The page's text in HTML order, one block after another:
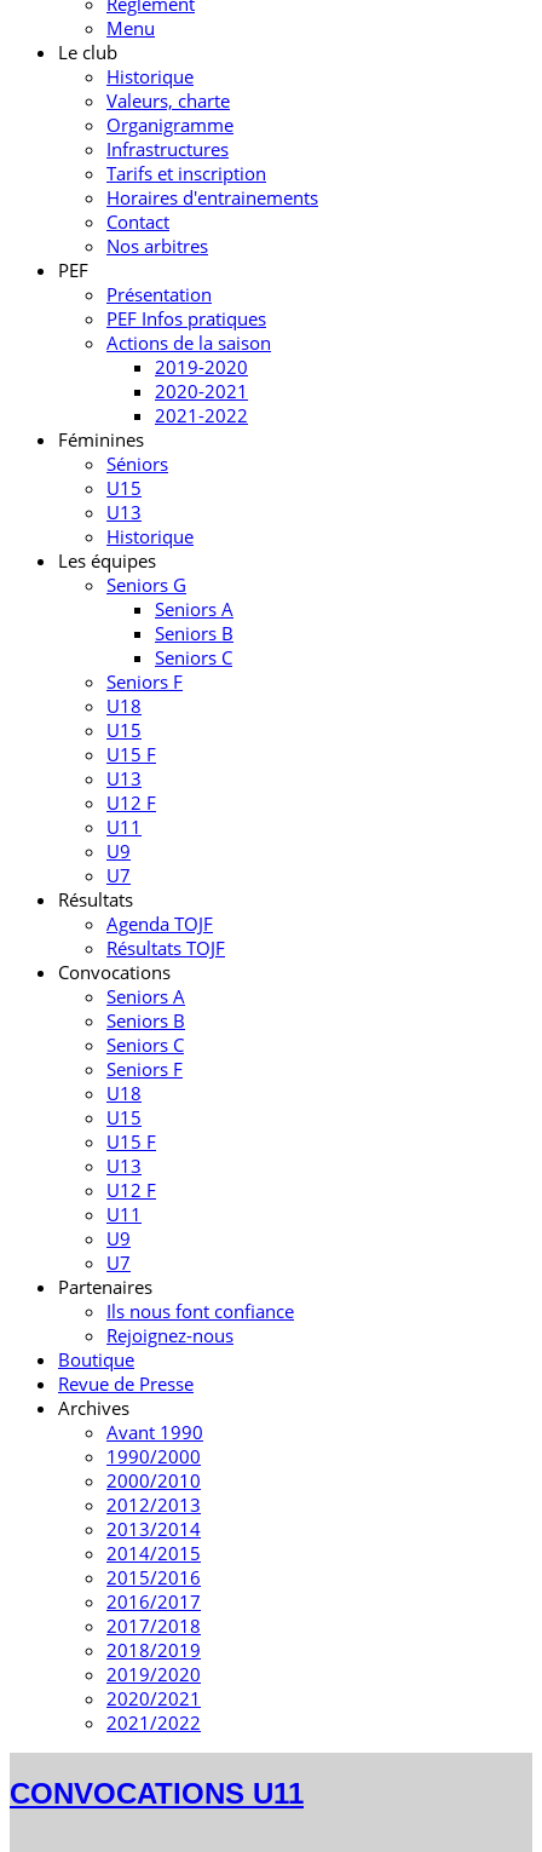
Menu
Le club
Historique
Valeurs, charte
Organigramme
Infrastructures
Tarifs et inscription
Horaires d'entrainements
Contact
Nos arbitres
PEF
Présentation
PEF Infos pratiques
Actions de la saison
2019-2020
2020-2021
2021-2022
Féminines
Séniors
U15
U13
Historique
Les équipes
Seniors G
Seniors A
Seniors B
Seniors C
Seniors F
U18
U15
U15 F
U13
U12 F
U11
U9
U7
Résultats
Agenda TOJF
Résultats TOJF
Convocations
Seniors A
Seniors B
Seniors C
Seniors F
U18
U15
U15 F
U13
U12 F
U11
U9
U7
Partenaires
Ils nous font confiance
Rejoignez-nous
Boutique
Revue de Presse
Archives
Avant 1990
1990/2000
2000/2010
2012/2013
2013/2014
2014/2015
2015/2016
2016/2017
2017/2018
2018/2019
2019/2020
2020/2021
2021/2022
CONVOCATIONS U11